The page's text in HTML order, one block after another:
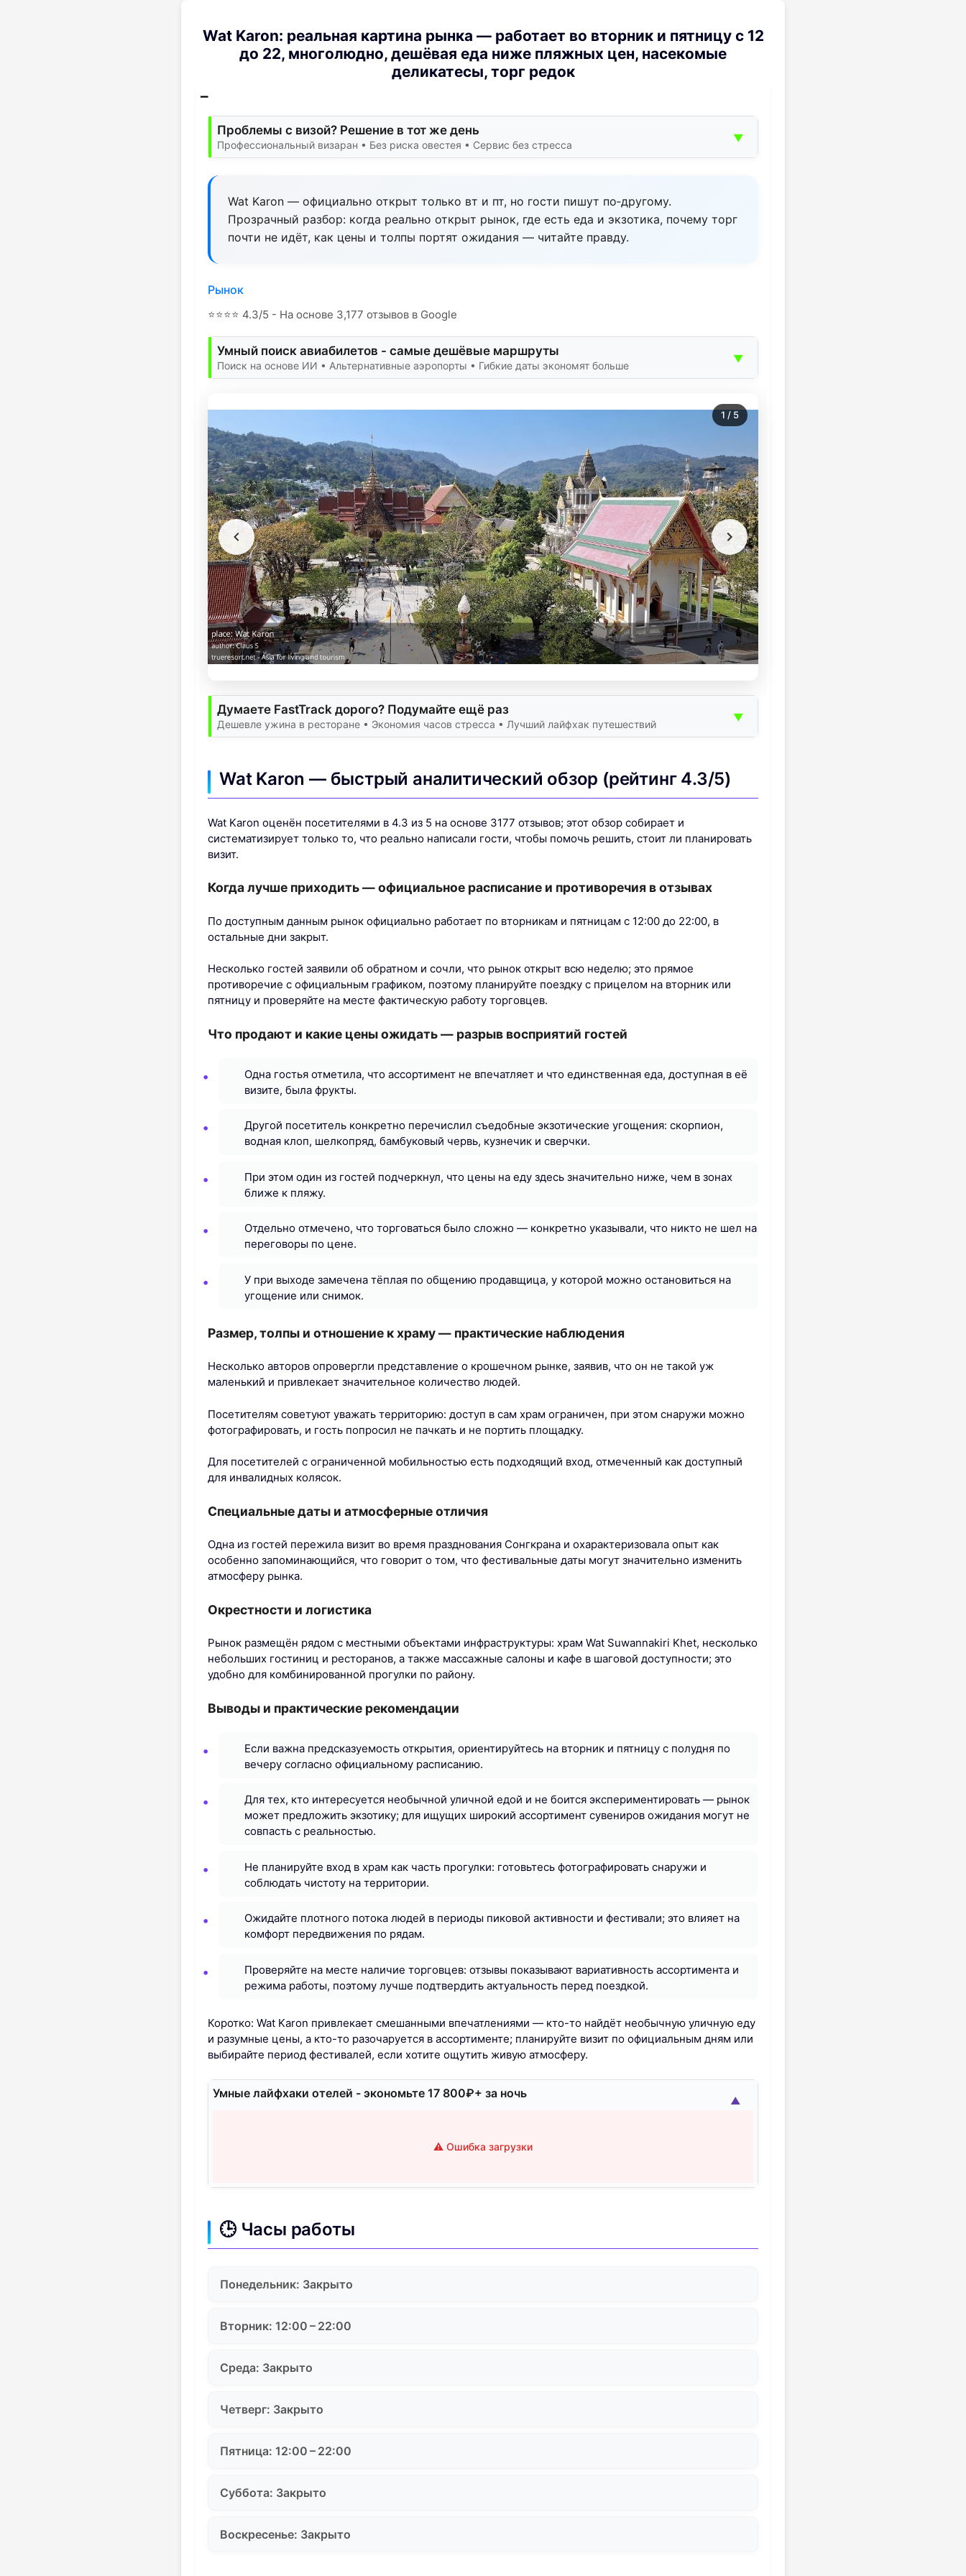
Wat Karon: реальная картина рынка — работает во вторник и пятницу с 12
до 22, многолюдно, дешёвая еда ниже пляжных цен, насекомые
деликатесы, торг редок
Проблемы с визой? Решение в тот же день
Профессиональный визаран • Без риска овестея • Сервис без стресса
▼
Wat Karon — официально открыт только вт и пт, но гости пишут по‑другому.
Прозрачный разбор: когда реально открыт рынок, где есть еда и экзотика, почему торг
почти не идёт, как цены и толпы портят ожидания — читайте правду.
Рынок
⭐⭐⭐⭐ 4.3/5 - На основе 3,177 отзывов в Google
Умный поиск авиабилетов - самые дешёвые маршруты
Поиск на основе ИИ • Альтернативные аэропорты • Гибкие даты экономят больше
▼
1 / 5
Думаете FastTrack дорого? Подумайте ещё раз
Дешевле ужина в ресторане • Экономия часов стресса • Лучший лайфхак путешествий
▼
Wat Karon — быстрый аналитический обзор (рейтинг 4.3/5)
Wat Karon оценён посетителями в 4.3 из 5 на основе 3177 отзывов; этот обзор собирает и
систематизирует только то, что реально написали гости, чтобы помочь решить, стоит ли планировать
визит.
Когда лучше приходить — официальное расписание и противоречия в отзывах
По доступным данным рынок официально работает по вторникам и пятницам с 12:00 до 22:00, в
остальные дни закрыт.
Несколько гостей заявили об обратном и сочли, что рынок открыт всю неделю; это прямое
противоречие с официальным графиком, поэтому планируйте поездку с прицелом на вторник или
пятницу и проверяйте на месте фактическую работу торговцев.
Что продают и какие цены ожидать — разрыв восприятий гостей
Одна гостья отметила, что ассортимент не впечатляет и что единственная еда, доступная в её
визите, была фрукты.
Другой посетитель конкретно перечислил съедобные экзотические угощения: скорпион,
водная клоп, шелкопряд, бамбуковый червь, кузнечик и сверчки.
При этом один из гостей подчеркнул, что цены на еду здесь значительно ниже, чем в зонах
ближе к пляжу.
Отдельно отмечено, что торговаться было сложно — конкретно указывали, что никто не шел на
переговоры по цене.
У при выходе замечена тёплая по общению продавщица, у которой можно остановиться на
угощение или снимок.
Размер, толпы и отношение к храму — практические наблюдения
Несколько авторов опровергли представление о крошечном рынке, заявив, что он не такой уж
маленький и привлекает значительное количество людей.
Посетителям советуют уважать территорию: доступ в сам храм ограничен, при этом снаружи можно
фотографировать, и гость попросил не пачкать и не портить площадку.
Для посетителей с ограниченной мобильностью есть подходящий вход, отмеченный как доступный
для инвалидных колясок.
Специальные даты и атмосферные отличия
Одна из гостей пережила визит во время празднования Сонгкрана и охарактеризовала опыт как
особенно запоминающийся, что говорит о том, что фестивальные даты могут значительно изменить
атмосферу рынка.
Окрестности и логистика
Рынок размещён рядом с местными объектами инфраструктуры: храм Wat Suwannakiri Khet, несколько
небольших гостиниц и ресторанов, а также массажные салоны и кафе в шаговой доступности; это
удобно для комбинированной прогулки по району.
Выводы и практические рекомендации
Если важна предсказуемость открытия, ориентируйтесь на вторник и пятницу с полудня по
вечеру согласно официальному расписанию.
Для тех, кто интересуется необычной уличной едой и не боится экспериментировать — рынок
может предложить экзотику; для ищущих широкий ассортимент сувениров ожидания могут не
совпасть с реальностью.
Не планируйте вход в храм как часть прогулки: готовьтесь фотографировать снаружи и
соблюдать чистоту на территории.
Ожидайте плотного потока людей в периоды пиковой активности и фестивали; это влияет на
комфорт передвижения по рядам.
Проверяйте на месте наличие торговцев: отзывы показывают вариативность ассортимента и
режима работы, поэтому лучше подтвердить актуальность перед поездкой.
Коротко: Wat Karon привлекает смешанными впечатлениями — кто-то найдёт необычную уличную еду
и разумные цены, а кто-то разочаруется в ассортименте; планируйте визит по официальным дням или
выбирайте период фестивалей, если хотите ощутить живую атмосферу.
Умные лайфхаки отелей - экономьте 17 800₽+ за ночь
⚠️ Ошибка загрузки
▲
🕒 Часы работы
Понедельник: Закрыто
Вторник: 12:00 – 22:00
Среда: Закрыто
Четверг: Закрыто
Пятница: 12:00 – 22:00
Суббота: Закрыто
Воскресенье: Закрыто